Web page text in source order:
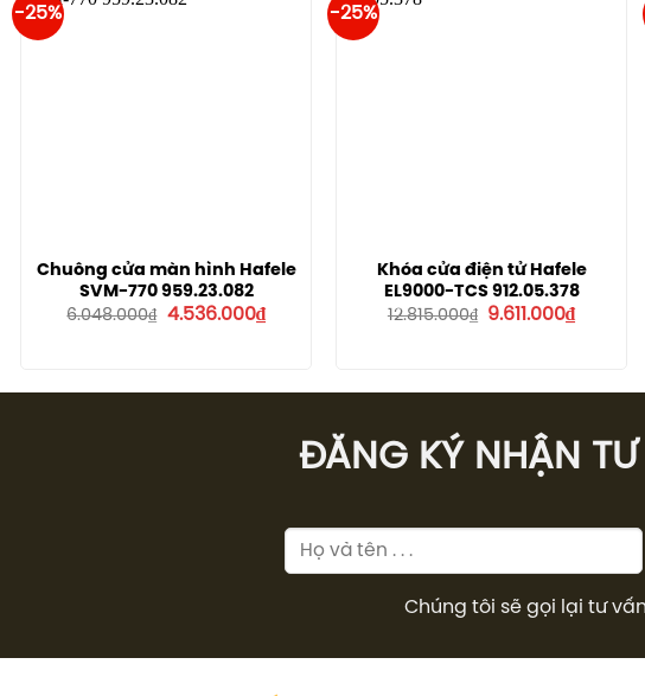
-25%
Chuông cửa màn hình Hafele
SVM-770 959.23.082
6.048.000₫ Giá
4.536.000₫Giá
hiện
-25%
Khóa cửa điện tử Hafele
EL9000-TCS 912.05.378
12.815.000₫ Giá
9.611.000₫Giá
hiện
ĐĂNG KÝ NHẬN
Chúng tôi sẽ gọi lại tư